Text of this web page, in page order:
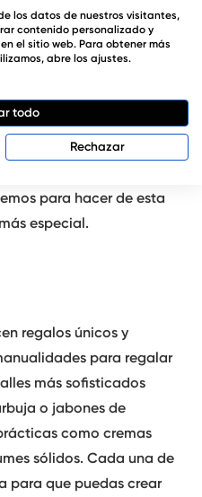
forma de muñeco de
tus seres queridos. Estas
te permiten
un ambiente
Y recuerda, esto es
para hacer de esta
especial.
regalos únicos y
para regalar
más sofisticados
o jabones de
como cremas
sólidos. Cada una de
para que puedas crear
los datos de nuestros visitantes,
contenido personalizado y
el sitio web. Para obtener más
abre los ajustes.
todo
Rechazar